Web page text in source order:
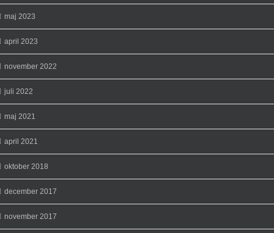
maj 2023
april 2023
november 2022
juli 2022
maj 2021
april 2021
oktober 2018
december 2017
november 2017